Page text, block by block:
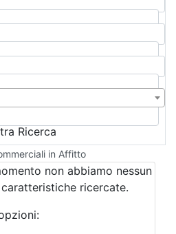
in Affitto
Ricerca
non abbiamo nessun
ricercate.